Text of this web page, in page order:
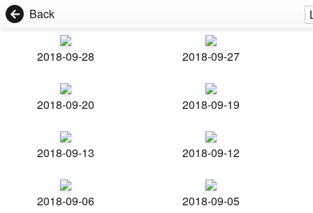
Back
2018-09-28 2018-09-27
2018-09-20 2018-09-19
2018-09-13 2018-09-12
2018-09-06 2018-09-05